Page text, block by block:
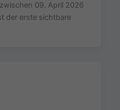
09. April 2026
der erste sichtbare